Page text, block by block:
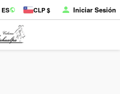
ES CLP $ Iniciar Sesión